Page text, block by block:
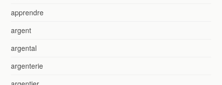
apprendre
argent
argental
argenterie